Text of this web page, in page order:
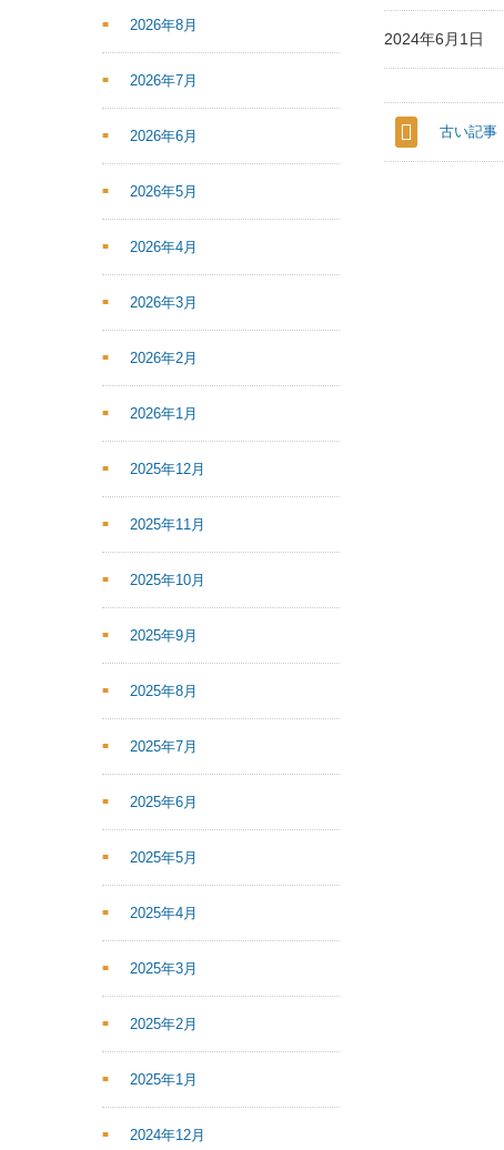
2024年6月1日
古い記事
2026年8月
2026年7月
2026年6月
2026年5月
2026年4月
2026年3月
2026年2月
2026年1月
2025年12月
2025年11月
2025年10月
2025年9月
2025年8月
2025年7月
2025年6月
2025年5月
2025年4月
2025年3月
2025年2月
2025年1月
2024年12月